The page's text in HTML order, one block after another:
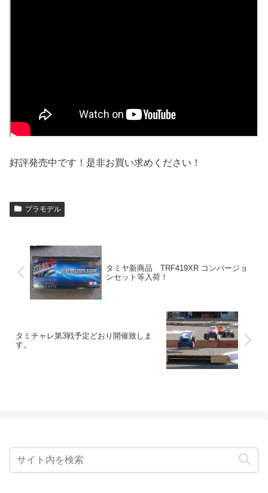
好評発売中です！是非お買い求めください！
プラモデル
タミヤ新商品 TRF419XR コンバージョ
ンセット等入荷！
タミチャレ第3戦予定どおり開催致しま
す。